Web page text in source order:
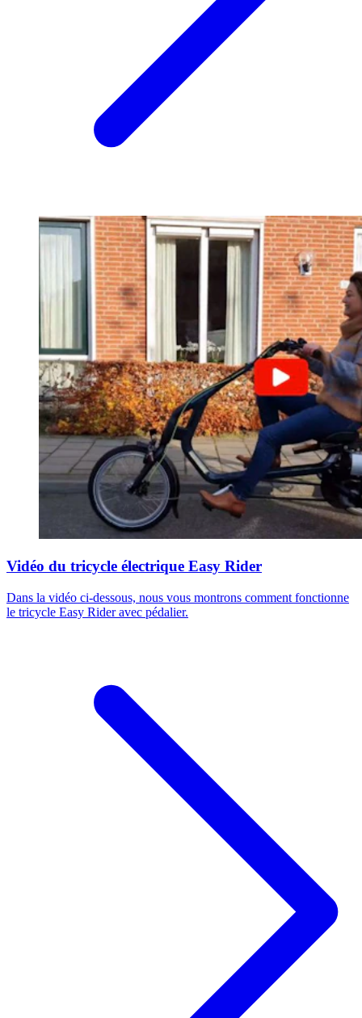
Vidéo du tricycle électrique Easy Rider
Dans la vidéo ci-dessous, nous vous montrons comment fonctionne
le tricycle Easy Rider avec pédalier.